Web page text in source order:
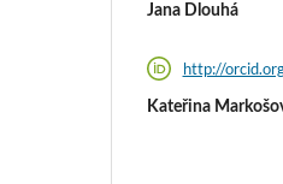
Jana Dlouhá
http://
Kateřina